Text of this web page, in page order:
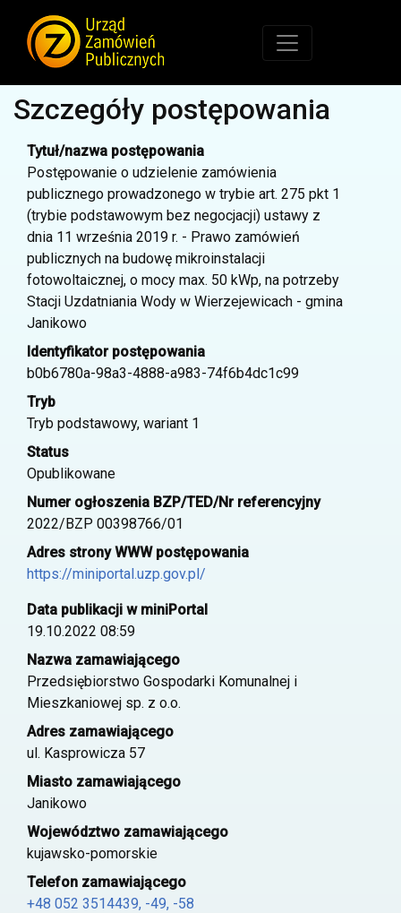
Szczegóły postępowania
Tytuł/nazwa postępowania
Postępowanie o udzielenie zamówienia
publicznego prowadzonego w trybie art. 275 pkt 1
(trybie podstawowym bez negocjacji) ustawy z
dnia 11 września 2019 r. - Prawo zamówień
publicznych na budowę mikroinstalacji
fotowoltaicznej, o mocy max. 50 kWp, na potrzeby
Stacji Uzdatniania Wody w Wierzejewicach - gmina
Janikowo
Identyfikator postępowania
b0b6780a-98a3-4888-a983-74f6b4dc1c99
Tryb
Tryb podstawowy, wariant 1
Status
Opublikowane
Numer ogłoszenia BZP/TED/Nr referencyjny
2022/BZP 00398766/01
Adres strony WWW postępowania
https://miniportal.uzp.gov.pl/
Data publikacji w miniPortal
19.10.2022 08:59
Nazwa zamawiającego
Przedsiębiorstwo Gospodarki Komunalnej i
Mieszkaniowej sp. z o.o.
Adres zamawiającego
ul. Kasprowicza 57
Miasto zamawiającego
Janikowo
Województwo zamawiającego
kujawsko-pomorskie
Telefon zamawiającego
+48 052 3514439, -49, -58